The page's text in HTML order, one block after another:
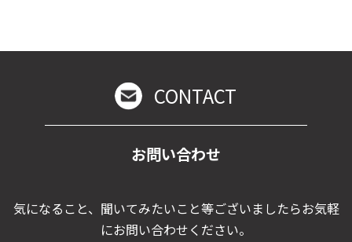
CONTACT
お問い合わせ
気になること、聞いてみたいこと等ございましたらお気軽
にお問い合わせください。